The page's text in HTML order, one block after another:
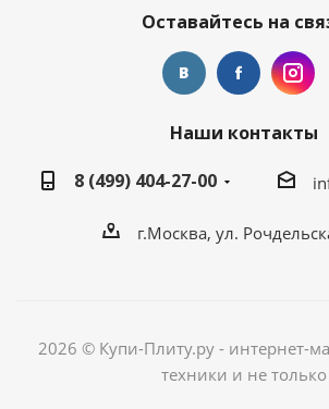
Оставайтесь на
Наши контакты
8 (499) 404-27-00
г.Москва, ул.
2026 © Купи-Плиту.ру - интернет-
техники и не только